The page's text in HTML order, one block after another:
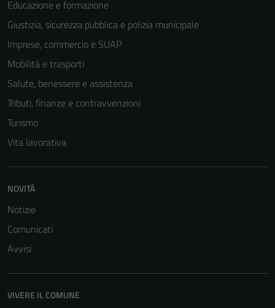
Educazione e formazione
Giustizia, sicurezza pubblica e polizia municipale
Imprese, commercio e SUAP
Mobilità e trasporti
Salute, benessere e assistenza
Tributi, finanze e contravvenzioni
Turismo
Vita lavorativa
NOVITÀ
Notizie
Comunicati
Avvisi
VIVERE IL COMUNE